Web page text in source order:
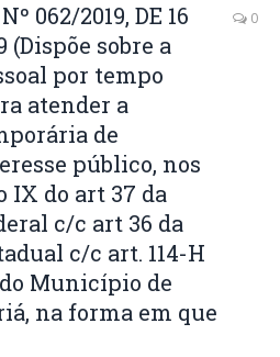
062/2019, DE 16
(Dispõe sobre a
por tempo
atender a
de
público, nos
IX do art 37 da
c/c art 36 da
c/c art. 114-H
Município de
na forma em que
0